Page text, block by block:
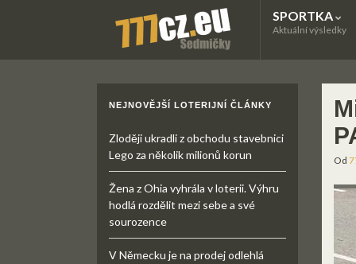
SPORTKA
Aktuální výsledky
Od
NEJNOVĚJŠÍ LOTERIJNÍ ČLÁNKY
Zloději ukradli z obchodu stavebnici
Lego za několik milionů korun
Žena z Ohia vyhrála v loterii. Výhru
hodlá rozdělit mezi sebe a své
sourozence
V Německu je na prodej odlehlá